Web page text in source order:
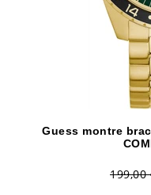
Guess montre
199,00